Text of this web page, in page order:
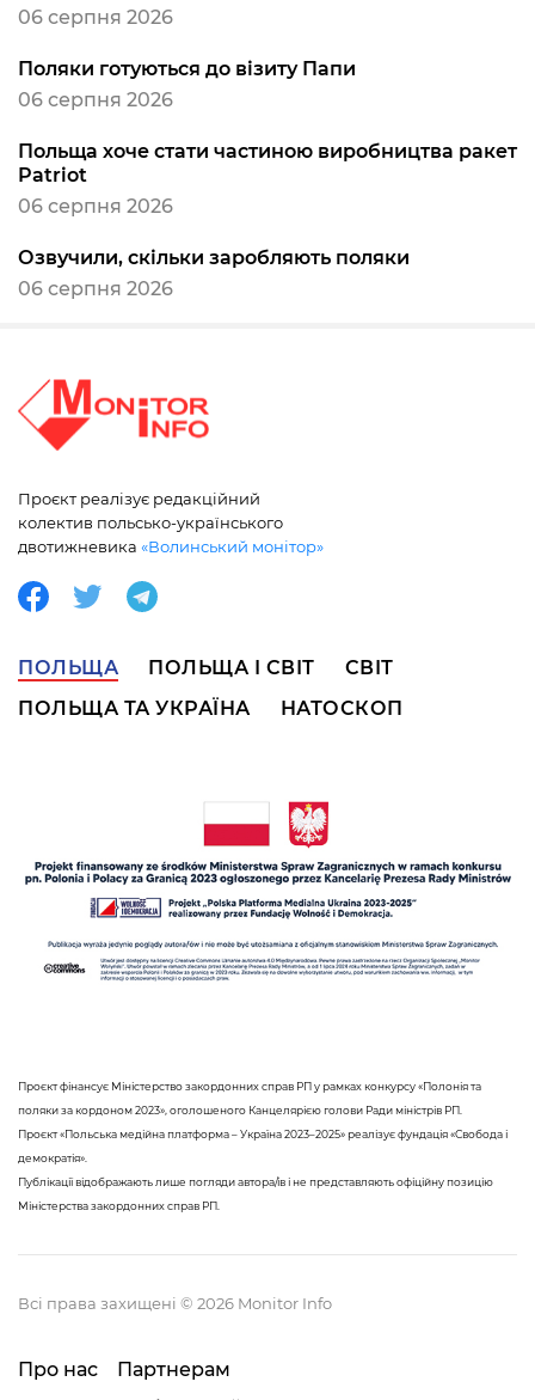
06 серпня 2026
Поляки готуються до візиту Папи
06 серпня 2026
Польща хоче стати частиною виробництва ракет
Patriot
06 серпня 2026
Озвучили, скільки заробляють поляки
06 серпня 2026
Проєкт реалізує редакційний
колектив польсько-українського
двотижневика «Волинський монітор»
ПОЛЬЩА ПОЛЬЩА І СВІТ
СВІТ
ПОЛЬЩА ТА УКРАЇНА
НАТОСКОП
Проєкт фінансує Міністерство закордонних справ РП у рамках конкурсу «Полонія та
поляки за кордоном 2023», оголошеного Канцелярією голови Ради міністрів РП.
Проєкт «Польська медійна платформа – Україна 2023–2025» реалізує фундація «Свобода і
демократія».
Публікації відображають лише погляди автора/ів і не представляють офіційну позицію
Міністерства закордонних справ РП.
Всі права захищені © 2026 Monitor Info
Про нас
Партнерам